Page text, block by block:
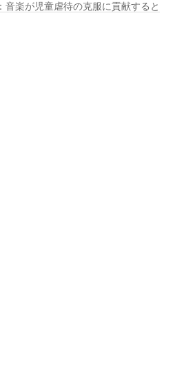
音楽が児童虐待の克服に貢献すると